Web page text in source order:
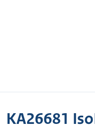
KA26681